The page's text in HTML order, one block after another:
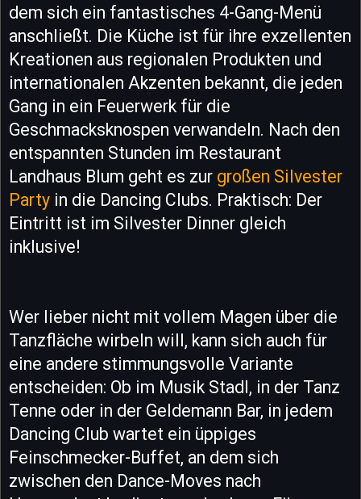
dem sich ein fantastisches 4-Gang-Menü
anschließt. Die Küche ist für ihre exzellenten
Kreationen aus regionalen Produkten und
internationalen Akzenten bekannt, die jeden
Gang in ein Feuerwerk für die
Geschmacksknospen verwandeln. Nach den
entspannten Stunden im Restaurant
Landhaus Blum geht es zur großen Silvester
Party in die Dancing Clubs. Praktisch: Der
Eintritt ist im Silvester Dinner gleich
inklusive!
Wer lieber nicht mit vollem Magen über die
Tanzfläche wirbeln will, kann sich auch für
eine andere stimmungsvolle Variante
entscheiden: Ob im Musik Stadl, in der Tanz
Tenne oder in der Geldemann Bar, in jedem
Dancing Club wartet ein üppiges
Feinschmecker-Buffet, an dem sich
zwischen den Dance-Moves nach